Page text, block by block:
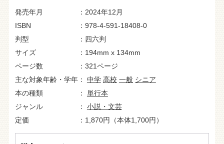
発売年月
2024年12月
ISBN
978-4-591-18408-0
判型
四六判
サイズ
194mm x 134mm
ページ数
321ページ
主な対象年齢・学年
中学 高校 一般 シニア
本の種類
単行本
ジャンル
小説・文芸
定価
1,870円（本体1,700円）